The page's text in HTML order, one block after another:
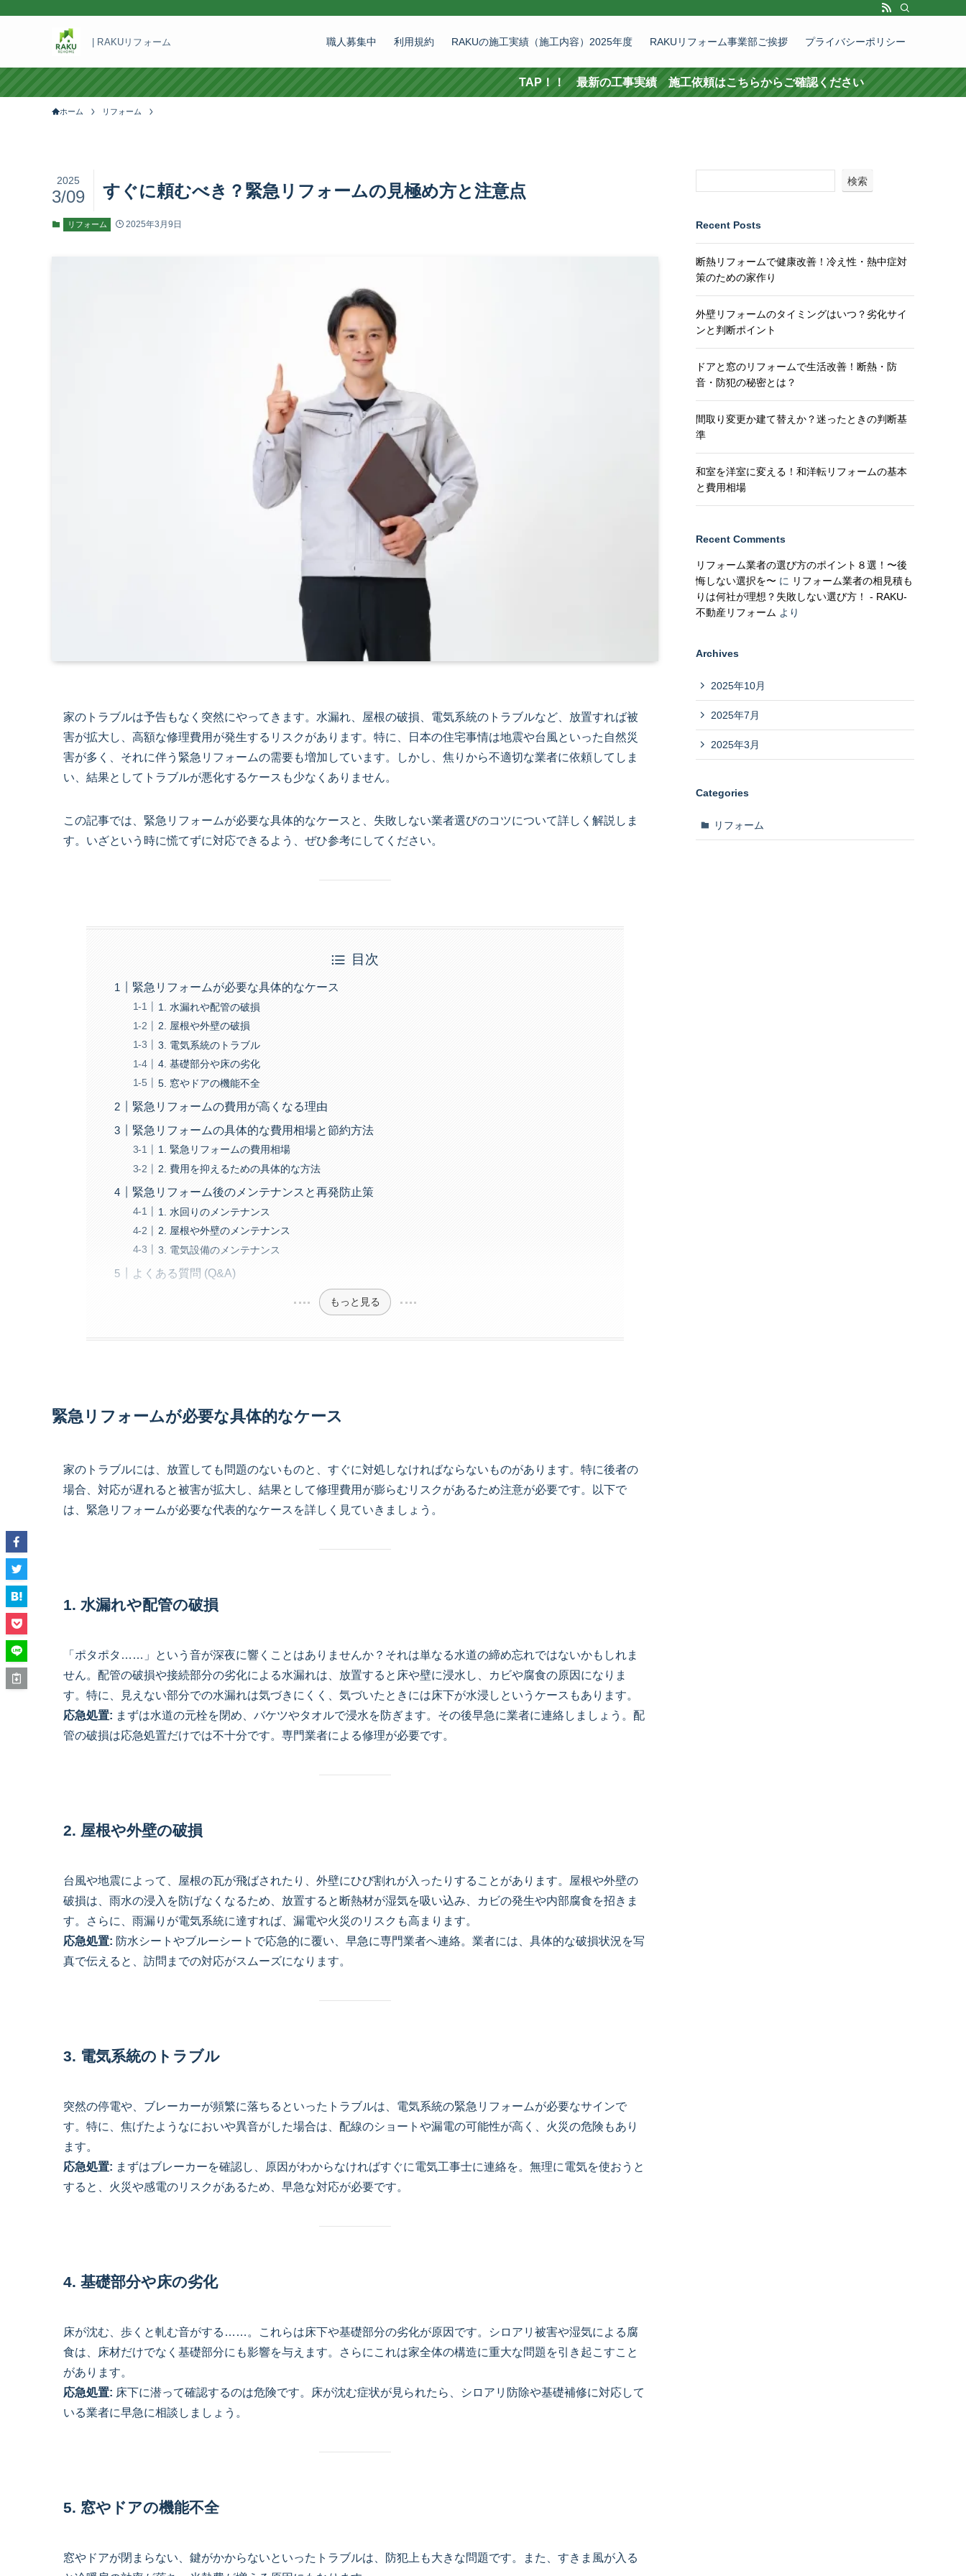
| RAKUリフォーム 職人募集中 利用規約 RAKUの施工実績（施工内容）2025年度 RAKUリフォーム事業部ご挨拶 プライバシーポリシー
TAP！！ 最新の工事実績 施工依頼はこちらからご確認ください
ホーム リフォーム
すぐに頼むべき？緊急リフォームの見極め方と注意点
2025
3/09
リフォーム 2025年3月9日
家のトラブルは予告もなく突然にやってきます。水漏れ、屋根の破損、電気系統のトラブルなど、放置すれば被
害が拡大し、高額な修理費用が発生するリスクがあります。特に、日本の住宅事情は地震や台風といった自然災
害が多く、それに伴う緊急リフォームの需要も増加しています。しかし、焦りから不適切な業者に依頼してしま
い、結果としてトラブルが悪化するケースも少なくありません。
この記事では、緊急リフォームが必要な具体的なケースと、失敗しない業者選びのコツについて詳しく解説しま
す。いざという時に慌てずに対応できるよう、ぜひ参考にしてください。
目次
緊急リフォームが必要な具体的なケース
1. 水漏れや配管の破損
2. 屋根や外壁の破損
3. 電気系統のトラブル
4. 基礎部分や床の劣化
5. 窓やドアの機能不全
緊急リフォームの費用が高くなる理由
緊急リフォームの具体的な費用相場と節約方法
1. 緊急リフォームの費用相場
2. 費用を抑えるための具体的な方法
緊急リフォーム後のメンテナンスと再発防止策
1. 水回りのメンテナンス
2. 屋根や外壁のメンテナンス
3. 電気設備のメンテナンス
よくある質問 (Q&A)
もっと見る
緊急リフォームが必要な具体的なケース
家のトラブルには、放置しても問題のないものと、すぐに対処しなければならないものがあります。特に後者の
場合、対応が遅れると被害が拡大し、結果として修理費用が膨らむリスクがあるため注意が必要です。以下で
は、緊急リフォームが必要な代表的なケースを詳しく見ていきましょう。
1. 水漏れや配管の破損
「ポタポタ……」という音が深夜に響くことはありませんか？それは単なる水道の締め忘れではないかもしれま
せん。配管の破損や接続部分の劣化による水漏れは、放置すると床や壁に浸水し、カビや腐食の原因になりま
す。特に、見えない部分での水漏れは気づきにくく、気づいたときには床下が水浸しというケースもあります。
応急処置: まずは水道の元栓を閉め、バケツやタオルで浸水を防ぎます。その後早急に業者に連絡しましょう。配
管の破損は応急処置だけでは不十分です。専門業者による修理が必要です。
2. 屋根や外壁の破損
台風や地震によって、屋根の瓦が飛ばされたり、外壁にひび割れが入ったりすることがあります。屋根や外壁の
破損は、雨水の浸入を防げなくなるため、放置すると断熱材が湿気を吸い込み、カビの発生や内部腐食を招きま
す。さらに、雨漏りが電気系統に達すれば、漏電や火災のリスクも高まります。
応急処置: 防水シートやブルーシートで応急的に覆い、早急に専門業者へ連絡。業者には、具体的な破損状況を写
真で伝えると、訪問までの対応がスムーズになります。
3. 電気系統のトラブル
突然の停電や、ブレーカーが頻繁に落ちるといったトラブルは、電気系統の緊急リフォームが必要なサインで
す。特に、焦げたようなにおいや異音がした場合は、配線のショートや漏電の可能性が高く、火災の危険もあり
ます。
応急処置: まずはブレーカーを確認し、原因がわからなければすぐに電気工事士に連絡を。無理に電気を使おうと
すると、火災や感電のリスクがあるため、早急な対応が必要です。
4. 基礎部分や床の劣化
床が沈む、歩くと軋む音がする……。これらは床下や基礎部分の劣化が原因です。シロアリ被害や湿気による腐
食は、床材だけでなく基礎部分にも影響を与えます。さらにこれは家全体の構造に重大な問題を引き起こすこと
があります。
応急処置: 床下に潜って確認するのは危険です。床が沈む症状が見られたら、シロアリ防除や基礎補修に対応して
いる業者に早急に相談しましょう。
5. 窓やドアの機能不全
窓やドアが閉まらない、鍵がかからないといったトラブルは、防犯上も大きな問題です。また、すきま風が入る
検索
Recent Posts
断熱リフォームで健康改善！冷え性・熱中症対
策のための家作り
外壁リフォームのタイミングはいつ？劣化サイ
ンと判断ポイント
ドアと窓のリフォームで生活改善！断熱・防
音・防犯の秘密とは？
間取り変更か建て替えか？迷ったときの判断基
準
和室を洋室に変える！和洋転リフォームの基本
と費用相場
Recent Comments
リフォーム業者の選び方のポイント８選！〜後
悔しない選択を〜 に リフォーム業者の相見積も
りは何社が理想？失敗しない選び方！ - RAKU-
不動産リフォーム より
Archives
2025年10月
2025年7月
2025年3月
Categories
リフォーム